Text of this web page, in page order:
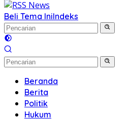
Beli Tema IniIndeks
Beranda
Berita
Politik
Hukum